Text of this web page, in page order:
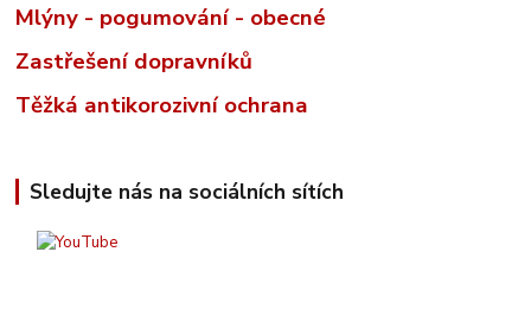
Mlýny - pogumování - obecné
Zastřešení dopravníků
Těžká antikorozivní ochrana
Sledujte nás na sociálních sítích